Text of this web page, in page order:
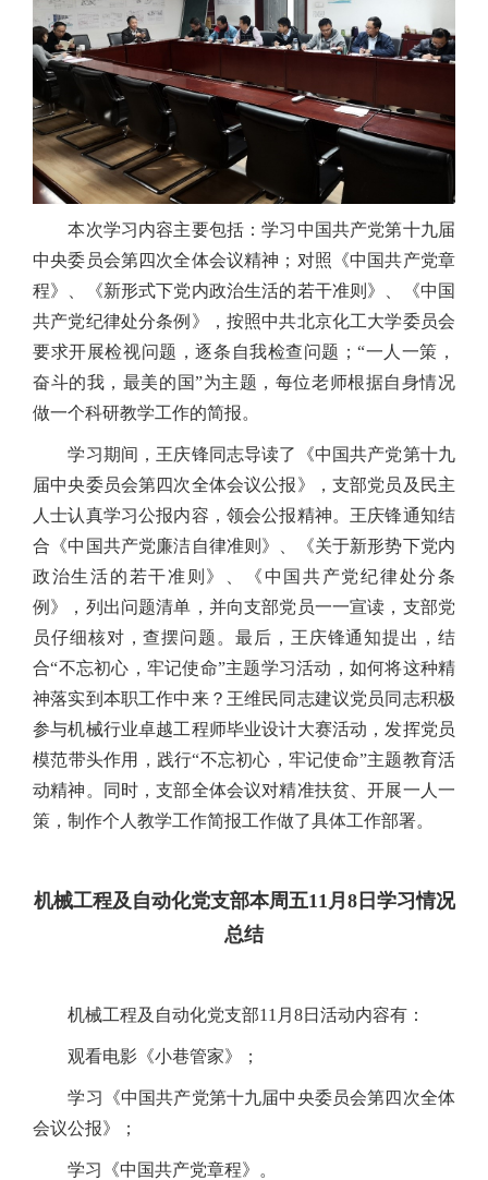
本次学习内容主要包括：学习中国共产党第十九届
中央委员会第四次全体会议精神；对照《中国共产党章
程》、《新形式下党内政治生活的若干准则》、《中国
共产党纪律处分条例》，按照中共北京化工大学委员会
要求开展检视问题，逐条自我检查问题；“一人一策，
奋斗的我，最美的国”为主题，每位老师根据自身情况
做一个科研教学工作的简报。
学习期间，王庆锋同志导读了《中国共产党第十九
届中央委员会第四次全体会议公报》，支部党员及民主
人士认真学习公报内容，领会公报精神。王庆锋通知结
合《中国共产党廉洁自律准则》、《关于新形势下党内
政治生活的若干准则》、《中国共产党纪律处分条
例》，列出问题清单，并向支部党员一一宣读，支部党
员仔细核对，查摆问题。最后，王庆锋通知提出，结
合“不忘初心，牢记使命”主题学习活动，如何将这种精
神落实到本职工作中来？王维民同志建议党员同志积极
参与机械行业卓越工程师毕业设计大赛活动，发挥党员
模范带头作用，践行“不忘初心，牢记使命”主题教育活
动精神。同时，支部全体会议对精准扶贫、开展一人一
策，制作个人教学工作简报工作做了具体工作部署。
机械工程及自动化党支部本周五11月8日学习情况
总结
机械工程及自动化党支部11月8日活动内容有：
观看电影《小巷管家》；
学习《中国共产党第十九届中央委员会第四次全体
会议公报》；
学习《中国共产党章程》。